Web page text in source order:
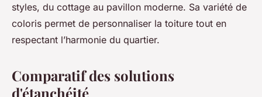
styles, du cottage au pavillon moderne. Sa variété de
coloris permet de personnaliser la toiture tout en
respectant l’harmonie du quartier.
Comparatif des solutions
d'étanchéité